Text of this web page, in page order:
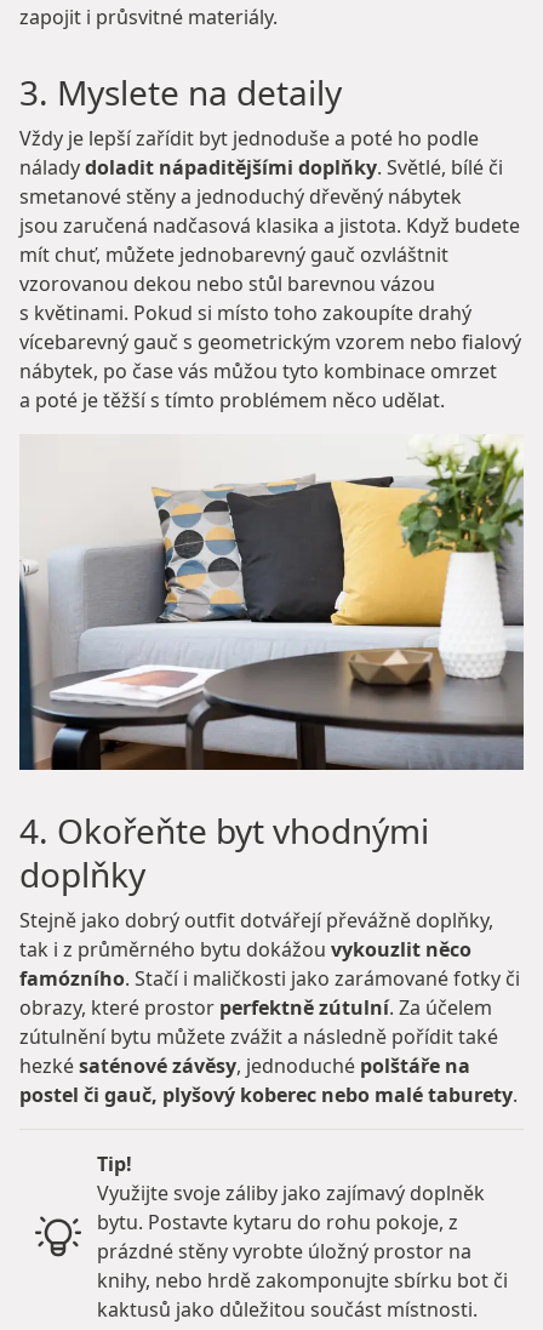
zapojit i průsvitné materiály.
3. Myslete na detaily
Vždy je lepší zařídit byt jednoduše a poté ho podle
náladydoladit nápaditějšími doplňky. Světlé, bílé či
smetanové stěny a jednoduchý dřevěný nábytek
jsou zaručená nadčasová klasika a jistota. Když budete
mít chuť, můžete jednobarevný gauč ozvláštnit
vzorovanou dekou nebo stůl barevnou vázou
s květinami. Pokud si místo toho zakoupíte drahý
vícebarevný gauč s geometrickým vzorem nebo fialový
nábytek, po čase vás můžou tyto kombinace omrzet
a poté je těžší s tímto problémem něco udělat.
4. Okořeňte byt vhodnými
doplňky
Stejně jako dobrý outfit dotvářejí převážně doplňky,
tak i z průměrného bytu dokážou vykouzlit něco
famózního. Stačí i maličkosti jako zarámované fotky či
obrazy, které prostor perfektně zútulní. Za účelem
zútulnění bytu můžete zvážit a následně pořídit také
hezkésaténové závěsy, jednoduché polštáře na
postel či gauč, plyšový koberec nebo malé taburety.
Tip!
Využijte svoje záliby jako zajímavý doplněk
bytu. Postavte kytaru do rohu pokoje, z
prázdné stěny vyrobte úložný prostor na
knihy, nebo hrdě zakomponujte sbírku bot či
kaktusů jako důležitou součást místnosti.